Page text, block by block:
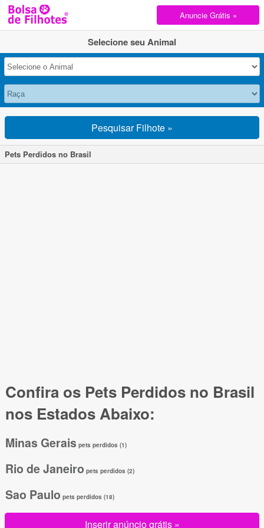
Anuncie Grátis »
Selecione seu Animal
Pesquisar Filhote »
Pets Perdidos no Brasil
Confira os Pets Perdidos no Brasil
nos Estados Abaixo:
Minas Gerais pets perdidos (1)
Rio de Janeiro pets perdidos (2)
Sao Paulo pets perdidos (18)
Inserir anúncio grátis »